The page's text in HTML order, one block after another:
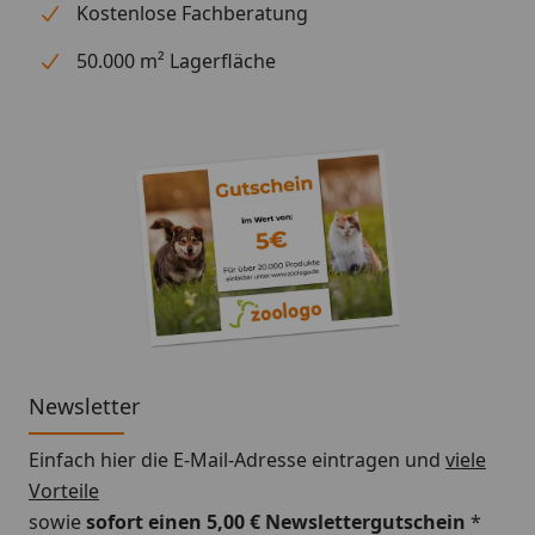
Kostenlose Fachberatung
50.000 m² Lagerfläche
Newsletter
Einfach hier die E-Mail-Adresse eintragen und viele
Vorteile
sowiesofort einen 5,00 € Newslettergutschein *